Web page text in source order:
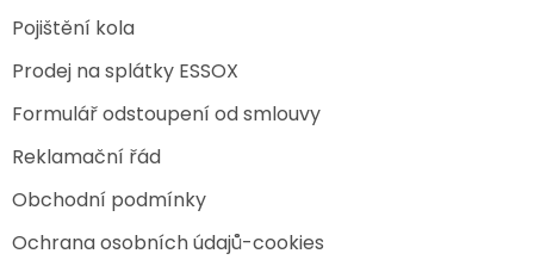
Pojištění kola
Prodej na splátky ESSOX
Formulář odstoupení od smlouvy
Reklamační řád
Obchodní podmínky
Ochrana osobních údajů-cookies